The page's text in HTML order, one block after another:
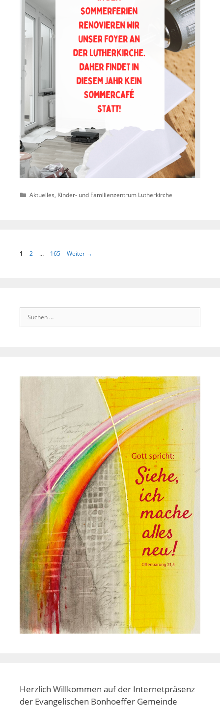
Kategorien
Aktuelles, Kinder- und Familienzentrum Lutherkirche
Seite
1 Seite
2 … Seite
165 Weiter →
Suchen
nach:
Herzlich Willkommen auf der Internetpräsenz
der Evangelischen Bonhoeffer Gemeinde